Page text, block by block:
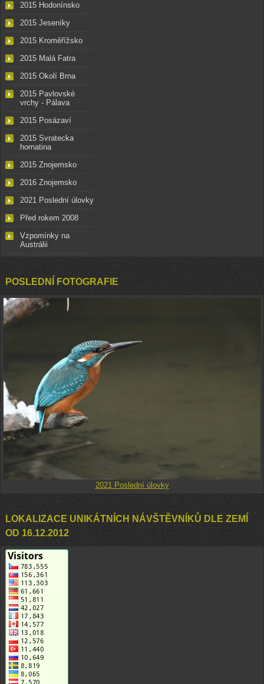
2015 Hodonínsko
2015 Jeseníky
2015 Kroměřížsko
2015 Malá Fatra
2015 Okolí Brna
2015 Pavlovské
vrchy - Pálava
2015 Posázaví
2015 Svratecka
hornatina
2015 Znojemsko
2016 Znojemsko
2021 Poslední úlovky
Před rokem 2008
Vzpomínky na
Austrálii
POSLEDNÍ FOTOGRAFIE
2021 Poslední úlovky
LOKALIZACE UNIKÁTNÍCH NÁVŠTĚVNÍKŮ DLE ZEMÍ
OD 16.12.2012